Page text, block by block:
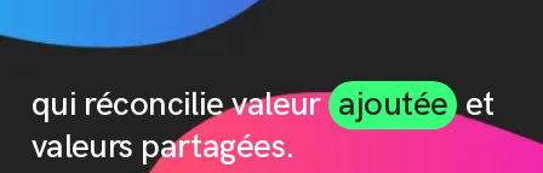
qui réconcilie valeur ajoutée et
valeurs partagées.